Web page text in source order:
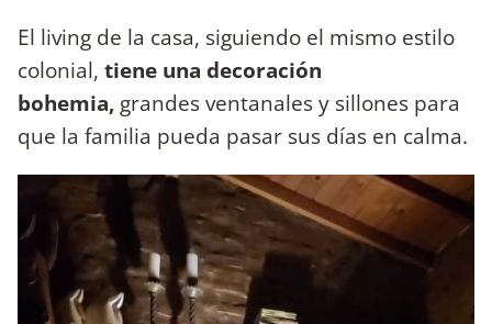
El living de la casa, siguiendo el mismo estilo
colonial, tiene una decoración
bohemia, grandes ventanales y sillones para
que la familia pueda pasar sus días en calma.